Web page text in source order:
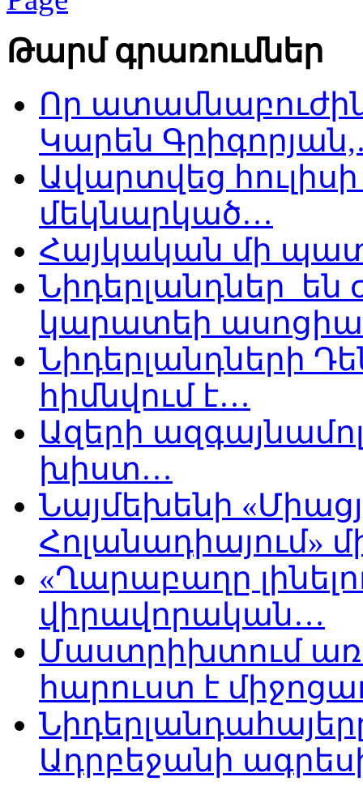
Թարմ գրառումներ
Որ
Կարեն
Ավարտվեց
մեկնարկած…
Հայկական մի
Նիդերլանդներ
կարատեի
Նիդերլանդների
հիմնվում է…
Ազերի
խիստ…
Նայմեխենի
Հոլանադիայում»
«Ղարաբաղը
վիրավորական…
Մաստրիխտում
հարուստ է
Ադրբեջանի